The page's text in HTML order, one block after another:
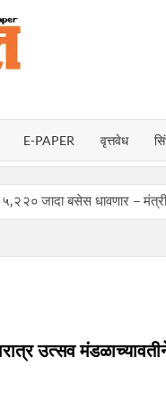
STAR
E-PAPER वृत्तवेध
बसेस धावणार – मंत्री प्रताप
उत्सव